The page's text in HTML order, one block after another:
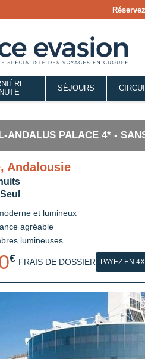
SÉJOURS
ANDALUS PALACE 4* -
Andalousie
et lumineux
agréable
lumineuses
€ FRAIS DE DOSSIER PAYEZ EN 4X